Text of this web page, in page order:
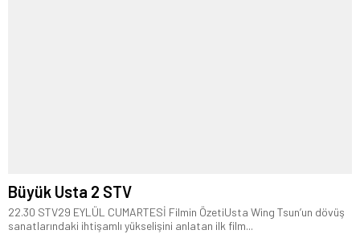
Büyük Usta 2 STV
22.30 STV29 EYLÜL CUMARTESİ Filmin ÖzetiUsta Wing Tsun’un dövüş
sanatlarındaki ihtişamlı yükselişini anlatan ilk film...